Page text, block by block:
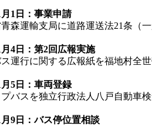
1日：事業申請
森運輸支局に道路運送法21条（
4日：第2回広報実施
運行に関する広報紙を福地村全
5日：車両登録
バスを独立行政法人八戸自動車
9日：バス停位置相談